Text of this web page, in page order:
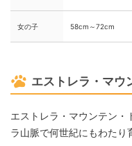
女の子 58cm～72cm
エストレラ・マウ
エストレラ・マウンテン・
ラ山脈で何世紀にもわたり